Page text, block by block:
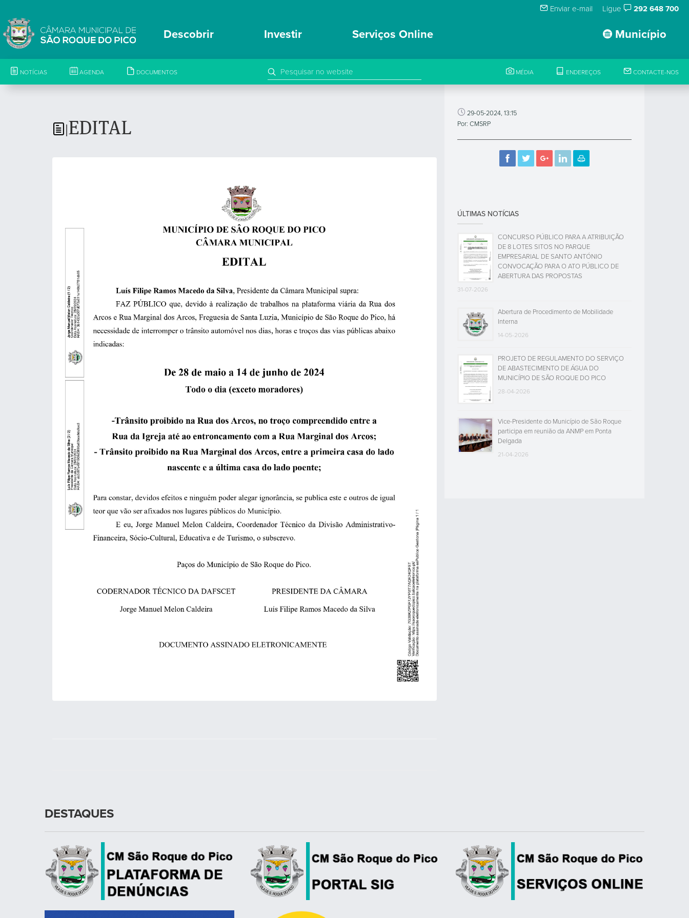
Enviar e-mail Ligue 292 648 700
Município
Descobrir Investir Serviços Online
NOTÍCIAS AGENDA DOCUMENTOS MÉDIA ENDEREÇOS CONTACTE-NOS
EDITAL
29-05-2024, 13:15
Por: CMSRP
ÚLTIMAS NOTÍCIAS
CONCURSO PÚBLICO PARA A ATRIBUIÇÃO
DE 8 LOTES SITOS NO PARQUE
EMPRESARIAL DE SANTO ANTÓNIO
CONVOCAÇÃO PARA O ATO PÚBLICO DE
ABERTURA DAS PROPOSTAS
31-07-2026
Abertura de Procedimento de Mobilidade
Interna
14-05-2026
PROJETO DE REGULAMENTO DO SERVIÇO
DE ABASTECIMENTO DE ÁGUA DO
MUNICÍPIO DE SÃO ROQUE DO PICO
28-04-2026
Vice-Presidente do Município de São Roque
participa em reunião da ANMP em Ponta
Delgada
21-04-2026
DESTAQUES